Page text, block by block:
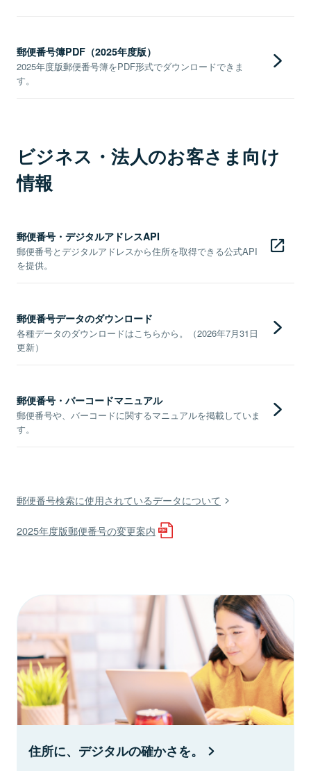
郵便番号簿PDF（2025年度版）
2025年度版郵便番号簿をPDF形式でダウンロードできま
す。
ビジネス・法人のお客さま向け
情報
郵便番号・デジタルアドレスAPI
郵便番号とデジタルアドレスから住所を取得できる公式API
を提供。
郵便番号データのダウンロード
各種データのダウンロードはこちらから。（2026年7月31日
更新）
郵便番号・バーコードマニュアル
郵便番号や、バーコードに関するマニュアルを掲載していま
す。
郵便番号検索に使用されているデータについて
2025年度版郵便番号の変更案内
住所に、デジタルの確かさを。